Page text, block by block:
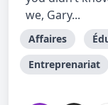
we, Gary...
Affaires
Entreprenariat